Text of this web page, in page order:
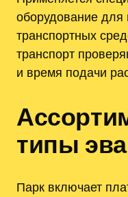
оборудование для
транспортных
транспорт
и время подачи
типы
Парк включает